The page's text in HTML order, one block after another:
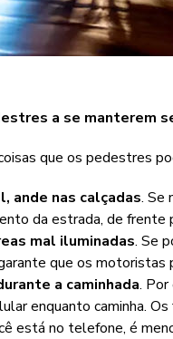
a se manterem
que os pedestres
ande nas calçadas. Se
da estrada, de frente
mal iluminadas. Se
que os motoristas
a caminhada. Por
enquanto caminha.
está no telefone, é